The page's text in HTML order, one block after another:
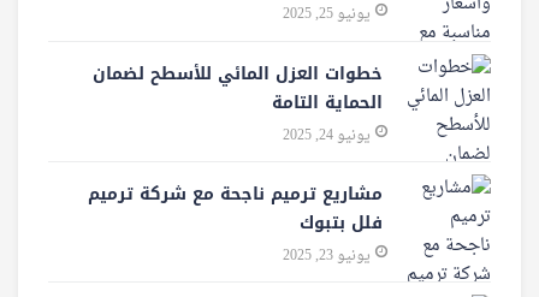
يونيو 25, 2025
خطوات العزل المائي للأسطح لضمان
الحماية التامة
يونيو 24, 2025
مشاريع ترميم ناجحة مع شركة ترميم
فلل بتبوك
يونيو 23, 2025